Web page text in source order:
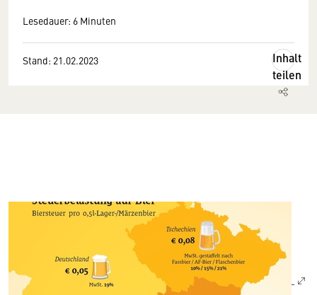
Lesedauer: 6 Minuten
Stand: 21.02.2023
Inhalt
teilen